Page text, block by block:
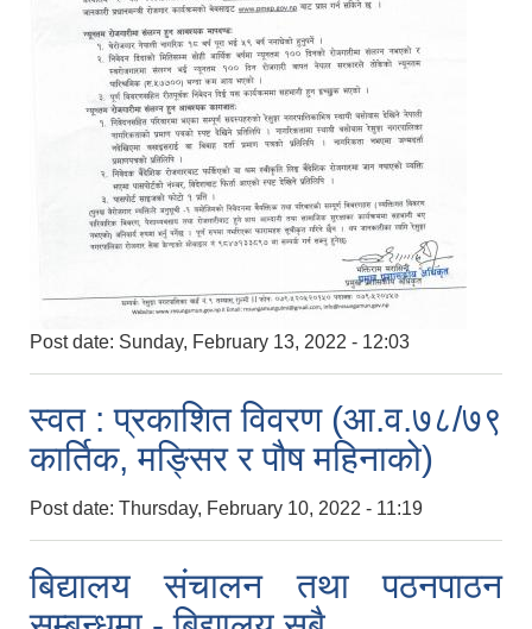
Post date: Sunday, February 13, 2022 - 12:03
स्वत : प्रकाशित विवरण (आ.व.७८/७९
कार्तिक, मङ्सिर र पौष महिनाको)
Post date: Thursday, February 10, 2022 - 11:19
बिद्यालय संचालन तथा पठनपाठन